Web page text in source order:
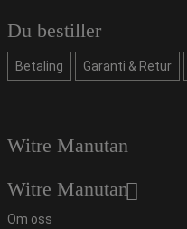
Du bestiller
Betaling Garanti & Retur
Witre Manutan
Witre Manutan
Om oss